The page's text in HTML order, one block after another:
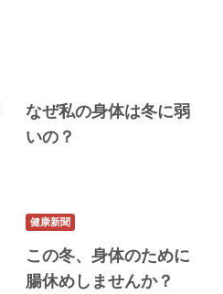
なぜ私の身体は冬に弱
いの？
健康新聞
この冬、身体のために
腸休めしませんか？